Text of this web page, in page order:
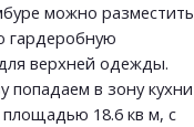
можно разместить
гардеробную
верхней одежды.
попадаем в зону кухни
площадью 18.6 кв м, с